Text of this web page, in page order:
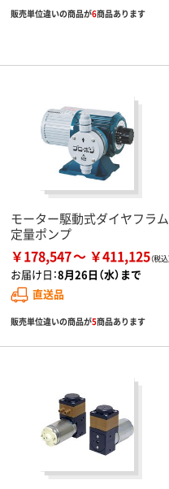
販売単位違いの商品が6商品あります
モーター駆動式ダイヤフラム
定量ポンプ
￥178,547 ￥411,125
お届け日：8月26日（水）まで
直送品
販売単位違いの商品が5商品あります